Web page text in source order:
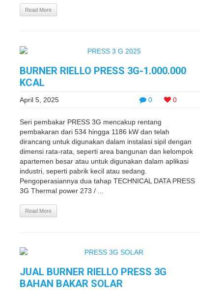
Read More
BURNER RIELLO PRESS 3G-1.000.000
KCAL
0 0
April 5, 2025
Seri pembakar PRESS 3G mencakup rentang
pembakaran dari 534 hingga 1186 kW dan telah
dirancang untuk digunakan dalam instalasi sipil dengan
dimensi rata-rata, seperti area bangunan dan kelompok
apartemen besar atau untuk digunakan dalam aplikasi
industri, seperti pabrik kecil atau sedang.
Pengoperasiannya dua tahap TECHNICAL DATA PRESS
3G Thermal power 273 / ...
Read More
JUAL BURNER RIELLO PRESS 3G
BAHAN BAKAR SOLAR